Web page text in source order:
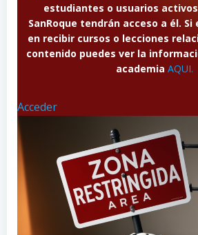
estudiantes o usuarios
SanRoque tendrán acceso a él.
en recibir cursos o lecciones
contenido puedes ver la
academia AQUI.
Acceder